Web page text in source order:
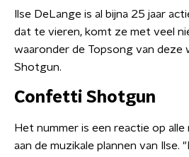
Ilse DeLange is al bijna 25 jaar
dat te vieren, komt ze met veel
waaronder de Topsong van deze
Shotgun.
Confetti Shotgun
Het nummer is een reactie op
aan de muzikale plannen van Ilse.